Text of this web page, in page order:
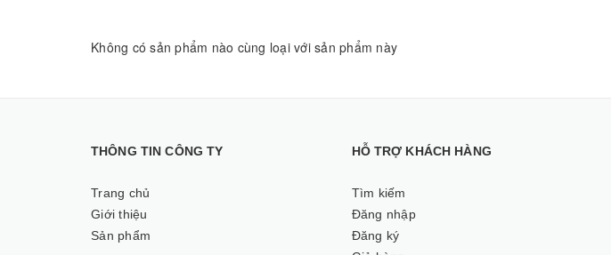
Không có sản phẩm nào cùng loại với sản phẩm này
THÔNG TIN CÔNG TY
Trang chủ
Giới thiệu
Sản phẩm
HỖ TRỢ KHÁCH HÀNG
Tìm kiếm
Đăng nhập
Đăng ký